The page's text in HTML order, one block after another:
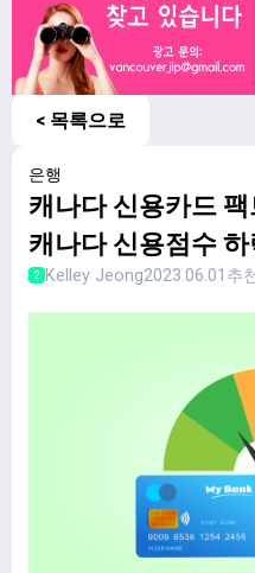
< 목록으로
은행
캐나다 신용카드
캐나다 신용점수
2 Kelley Jeong2023.06.01 추